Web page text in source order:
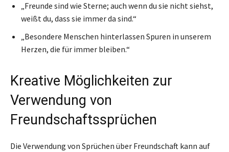
„Freunde sind wie Sterne; auch wenn du sie nicht siehst,
weißt du, dass sie immer da sind.“
„Besondere Menschen hinterlassen Spuren in unserem
Herzen, die für immer bleiben.“
Kreative Möglichkeiten zur
Verwendung von
Freundschaftssprüchen
Die Verwendung von Sprüchen über Freundschaft kann auf